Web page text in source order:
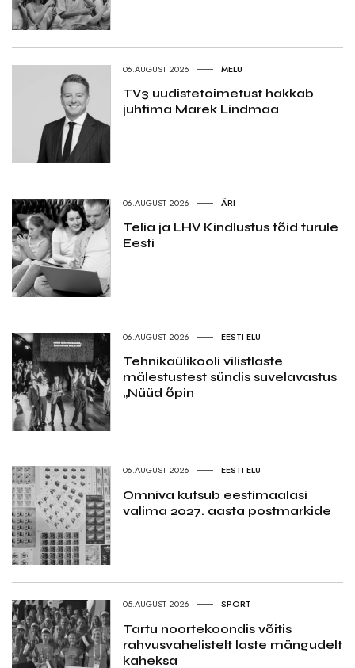
06.AUGUST 2026 MELU
TV3 uudistetoimetust hakkab
juhtima Marek Lindmaa
06.AUGUST 2026 ÄRI
Telia ja LHV Kindlustus tõid turule
Eesti
06.AUGUST 2026 EESTI ELU
Tehnikaülikooli vilistlaste
mälestustest sündis suvelavastus
„Nüüd õpin
06.AUGUST 2026 EESTI ELU
Omniva kutsub eestimaalasi
valima 2027. aasta postmarkide
05.AUGUST 2026 SPORT
Tartu noortekoondis võitis
rahvusvahelistelt laste mängudelt
kaheksa